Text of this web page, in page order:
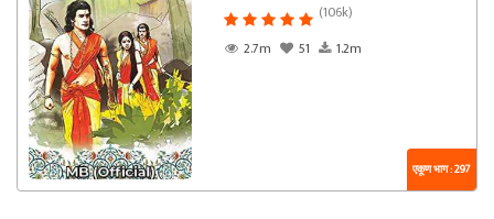
(106k)
2.7m
51 1.2m
एकूण भाग : 297